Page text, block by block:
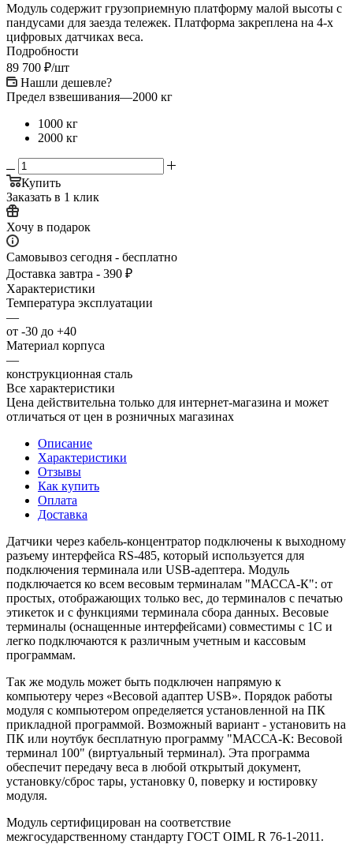
Модуль содержит грузоприемную платформу малой высоты с
пандусами для заезда тележек. Платформа закреплена на 4-х
цифровых датчиках веса.
Подробности
89 700 ₽/шт
Нашли дешевле?
Предел взвешивания—2000 кг
1000 кг
2000 кг
Купить
Заказать в 1 клик
Хочу в подарок
Самовывоз сегодня - бесплатно
Доставка завтра - 390 ₽
Характеристики
Температура эксплуатации
—
от -30 до +40
Материал корпуса
—
конструкционная сталь
Все характеристики
Цена действительна только для интернет-магазина и может
отличаться от цен в розничных магазинах
Описание
Характеристики
Отзывы
Как купить
Оплата
Доставка
Датчики через кабель-концентратор подключены к выходному
разъему интерфейса RS-485, который используется для
подключения терминала или USB-адептера. Модуль
подключается ко всем весовым терминалам "МАССА-К": от
простых, отображающих только вес, до терминалов с печатью
этикеток и с функциями терминала сбора данных. Весовые
терминалы (оснащенные интерфейсами) совместимы с 1С и
легко подключаются к различным учетным и кассовым
программам.
Так же модуль может быть подключен напрямую к
компьютеру через «Весовой адаптер USB». Порядок работы
модуля с компьютером определяется установленной на ПК
прикладной программой. Возможный вариант - установить на
ПК или ноутбук бесплатную программу "МАССА-К: Весовой
терминал 100" (виртуальный терминал). Эта программа
обеспечит передачу веса в любой открытый документ,
установку/сброс тары, установку 0, поверку и юстировку
модуля.
Модуль сертифицирован на соответствие
межгосударственному стандарту ГОСТ OIML R 76-1-2011.